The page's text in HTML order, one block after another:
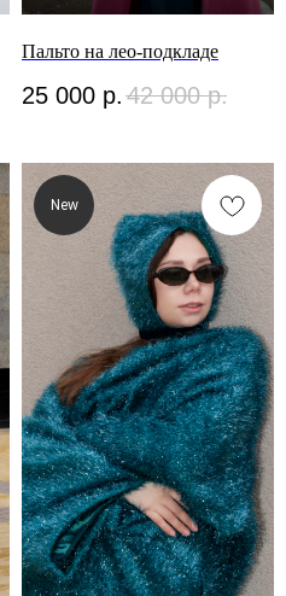
Пальто на лео-подкладе
25 000 р. 42 000 р.
New